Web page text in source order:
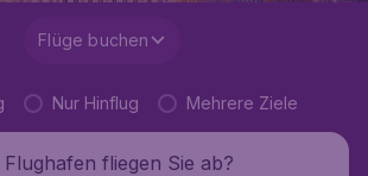
Flüge buchen
Nur Hinflug Mehrere Ziele
fliegen Sie ab?